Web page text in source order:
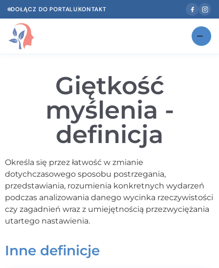
DOŁĄCZ DO PORTALUKONTAKT
Według specjalizacji
Psycholog w Twoim języku
Testy psychologiczne
Dawka wiedzy
Dla specjalistów
Giętkość
myślenia -
definicja
Określa się przez łatwość w zmianie
dotychczasowego sposobu postrzegania,
przedstawiania, rozumienia konkretnych wydarzeń
podczas analizowania danego wycinka rzeczywistości
czy zagadnień wraz z umiejętnością przezwyciężania
utartego nastawienia.
Inne definicje